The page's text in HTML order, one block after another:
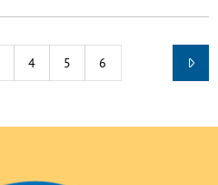
4 5 6